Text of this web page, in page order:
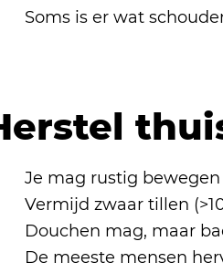
Soms is er wat
Je mag rustig
Vermijd zwaar tillen
Douchen mag, maar
De meeste mensen